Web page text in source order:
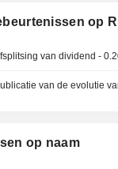
op
van dividend -
van de evolutie
op naam